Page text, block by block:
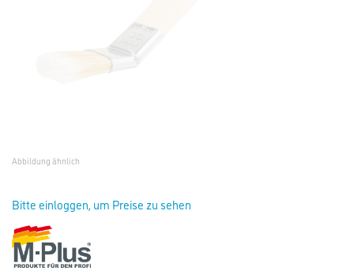
Abbildung ähnlich
Bitte einloggen, um Preise zu sehen